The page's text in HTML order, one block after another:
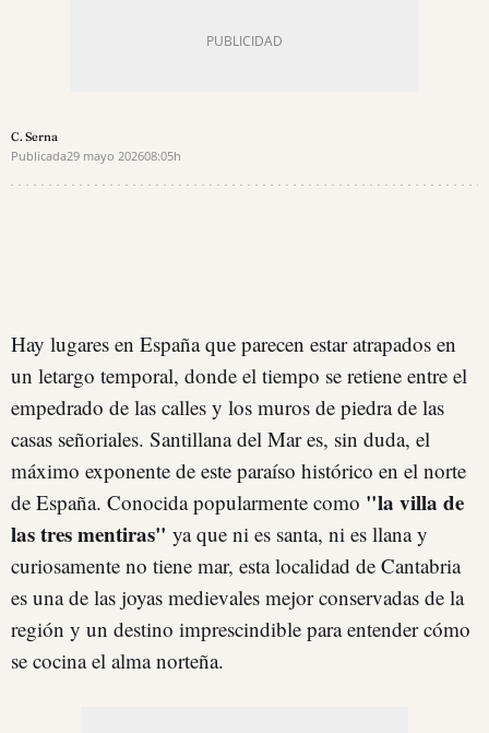
C. Serna
Publicada29 mayo 202608:05h
Hay lugares en España que parecen estar atrapados en
un letargo temporal, donde el tiempo se retiene entre el
empedrado de las calles y los muros de piedra de las
casas señoriales. Santillana del Mar es, sin duda, el
máximo exponente de este paraíso histórico en el norte
de España. Conocida popularmente como "la villa de
las tres mentiras" ya que ni es santa, ni es llana y
curiosamente no tiene mar, esta localidad de Cantabria
es una de las joyas medievales mejor conservadas de la
región y un destino imprescindible para entender cómo
se cocina el alma norteña.